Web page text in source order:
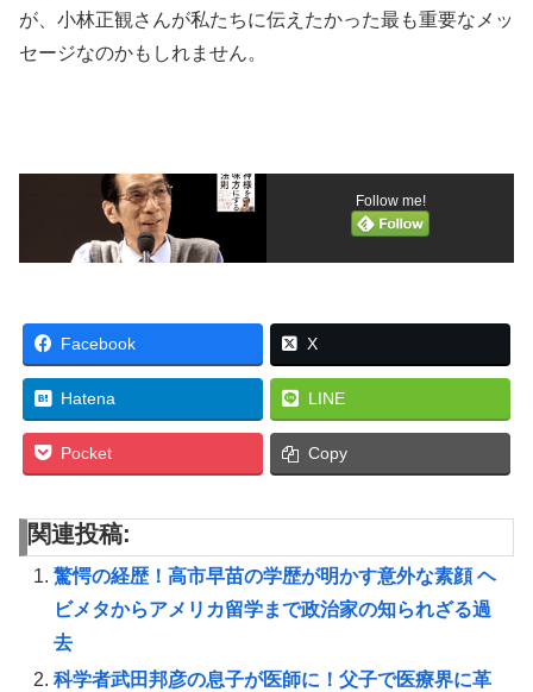
が、小林正観さんが私たちに伝えたかった最も重要なメッ
セージなのかもしれません。
Follow me!
Facebook X
Hatena LINE
Pocket Copy
関連投稿:
驚愕の経歴！高市早苗の学歴が明かす意外な素顔 ヘ
ビメタからアメリカ留学まで政治家の知られざる過
去
科学者武田邦彦の息子が医師に！父子で医療界に革